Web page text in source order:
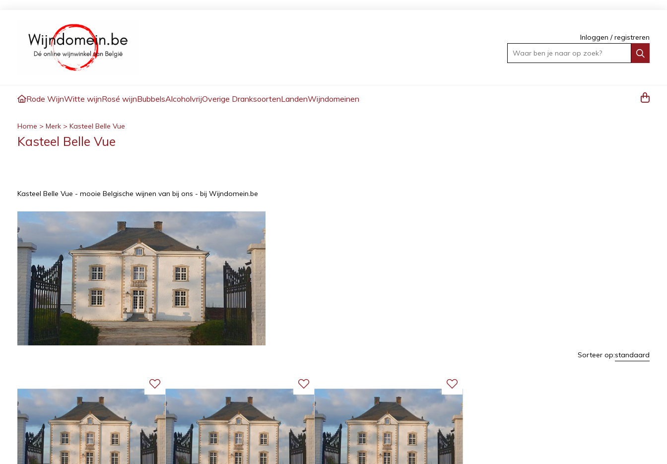
Inloggen /registreren
Waar ben je naar op zoek?
Rode WijnWitte wijnRosé wijnBubbelsAlcoholvrijOverige DranksoortenLandenWijndomeinen
Home > Merk > Kasteel Belle Vue
Kasteel Belle Vue
Kasteel Belle Vue - mooie Belgische wijnen van bij ons - bij Wijndomein.be
Sorteer op:standaard